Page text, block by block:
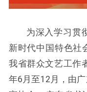
为深入学习贯
新时代中国特色社
我省群众文艺工作
年6月至12月，由